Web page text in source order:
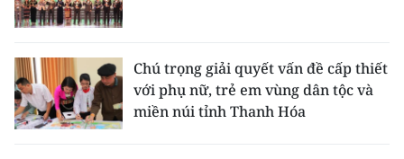
Chú trọng giải quyết vấn đề cấp thiết
với phụ nữ, trẻ em vùng dân tộc và
miền núi tỉnh Thanh Hóa